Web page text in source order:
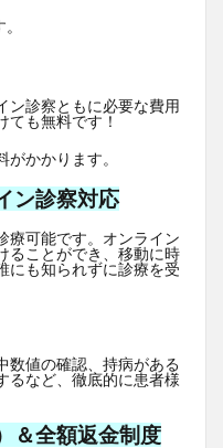
ン診察ともに必要な費用
ても無料です！
かかります。
ン診察対応
療可能です。オンライン
ることができ、移動に時
にも知られずに診療を受
数値の確認、持病がある
るなど、徹底的に患者様
＆全額返金制度